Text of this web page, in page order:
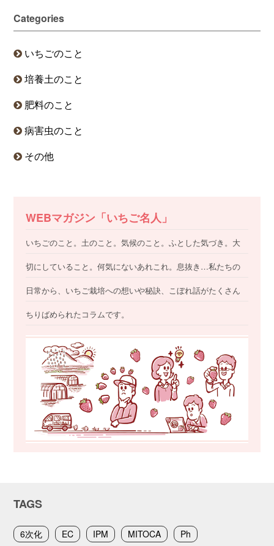
Categories
いちごのこと
培養土のこと
肥料のこと
病害虫のこと
その他
WEBマガジン「いちご名人」
いちごのこと。土のこと。気候のこと。ふとした気づき。大
切にしていること。何気にないあれこれ。息抜き…私たちの
日常から、いちご栽培への想いや秘訣、こぼれ話がたくさん
ちりばめられたコラムです。
TAGS
6次化 EC IPM MITOCA
Ph